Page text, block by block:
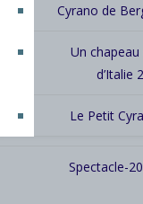
Cyrano de
Un chapeau
d’Italie
Le Petit
Spectacle-